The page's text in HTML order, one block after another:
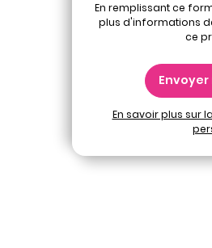
En remplissant ce
plus d'informations
ce
En savoir plus sur